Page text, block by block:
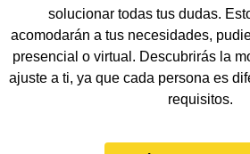
solucionar todas tus dudas.
acomodarán a tus necesidades,
presencial o virtual. Descubrirás la
ajuste a ti, ya que cada persona es
requisitos.